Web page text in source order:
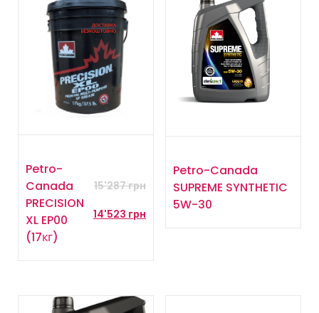
Petro-
Canada
PRECISION
XL EP00
(17кг)
15'287грн
14'523 грн
Petro-Canada
SUPREME SYNTHETIC
5W-30